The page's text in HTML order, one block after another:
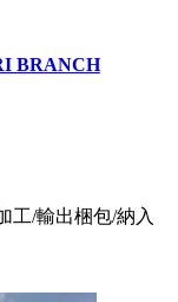
BRANCH
/輸出梱包/納入